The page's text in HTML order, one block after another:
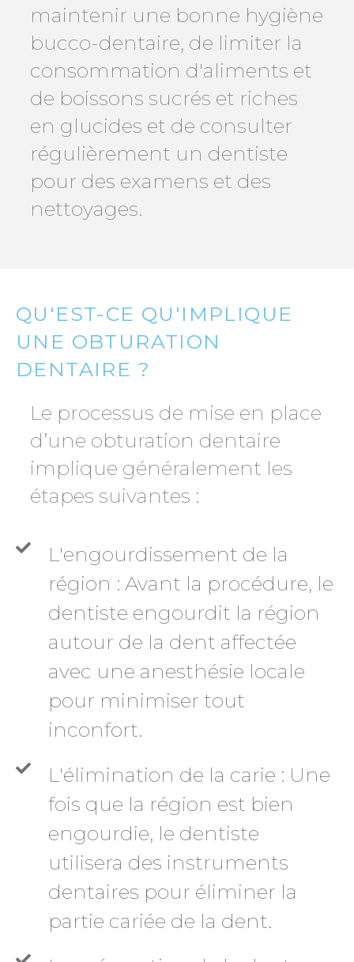
maintenir une bonne hygiène
bucco-dentaire, de limiter la
consommation d'aliments et
de boissons sucrés et riches
en glucides et de consulter
régulièrement un dentiste
pour des examens et des
nettoyages.
QU'EST-CE QU'IMPLIQUE
UNE OBTURATION
DENTAIRE ?
Le processus de mise en place
d’une obturation dentaire
implique généralement les
étapes suivantes :
L'engourdissement de la
région : Avant la procédure, le
dentiste engourdit la région
autour de la dent affectée
avec une anesthésie locale
pour minimiser tout
inconfort.
L'élimination de la carie : Une
fois que la région est bien
engourdie, le dentiste
utilisera des instruments
dentaires pour éliminer la
partie cariée de la dent.